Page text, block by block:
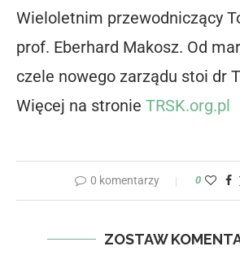
Wieloletnim przewodniczący
prof. Eberhard Makosz. Od
czele nowego zarządu stoi dr
Więcej na stronie TRSK.org.pl
0 komentarzy 0
ZOSTAW